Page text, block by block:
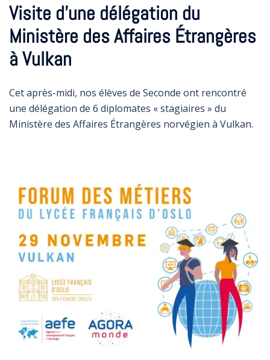
Visite d’une délégation du
Ministère des Affaires Étrangères
à Vulkan
Cet après-midi, nos élèves de Seconde ont rencontré
une délégation de 6 diplomates « stagiaires » du
Ministère des Affaires Étrangères norvégien à Vulkan.